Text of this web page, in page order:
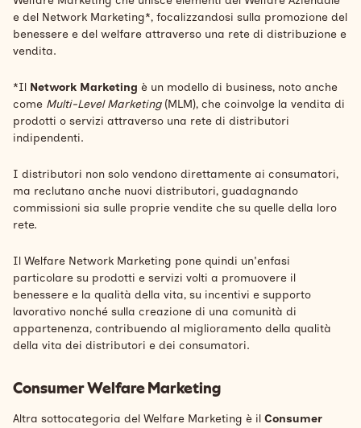
e del Network Marketing*, focalizzandosi sulla promozione del
benessere e del welfare attraverso una rete di distribuzione e
vendita.
*Il Network Marketing è un modello di business, noto anche
come Multi-Level Marketing(MLM), che coinvolge la vendita di
prodotti o servizi attraverso una rete di distributori
indipendenti.
I distributori non solo vendono direttamente ai consumatori,
ma reclutano anche nuovi distributori, guadagnando
commissioni sia sulle proprie vendite che su quelle della loro
rete.
Il Welfare Network Marketing pone quindi un'enfasi
particolare su prodotti e servizi volti a promuovere il
benessere e la qualità della vita, su incentivi e supporto
lavorativo nonché sulla creazione di una comunità di
appartenenza, contribuendo al miglioramento della qualità
della vita dei distributori e dei consumatori.
Consumer Welfare Marketing
Altra sottocategoria del Welfare Marketing è il Consumer